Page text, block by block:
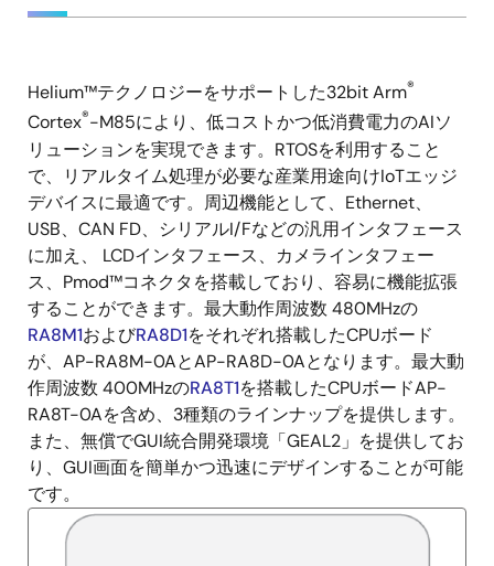
述
描
述
Helium™テクノロジーをサポートした32bit Arm®
Cortex®-M85により、低コストかつ低消費電力のAIソ
リューションを実現できます。RTOSを利用すること
で、リアルタイム処理が必要な産業用途向けIoTエッジ
デバイスに最適です。周辺機能として、Ethernet、
USB、CAN FD、シリアルI/Fなどの汎用インタフェース
に加え、 LCDインタフェース、カメラインタフェー
ス、Pmod™コネクタを搭載しており、容易に機能拡張
することができます。最大動作周波数 480MHzの
RA8M1およびRA8D1をそれぞれ搭載したCPUボード
が、AP-RA8M-0AとAP-RA8D-0Aとなります。最大動
作周波数 400MHzのRA8T1を搭載したCPUボードAP-
RA8T-0Aを含め、3種類のラインナップを提供します。
また、無償でGUI統合開発環境「GEAL2」を提供してお
り、GUI画面を簡単かつ迅速にデザインすることが可能
です。